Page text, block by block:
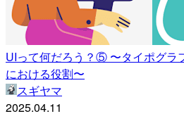
UIって何だろう？⑤ 〜タイポグラ
における役割〜
スギヤマ
2025.04.11